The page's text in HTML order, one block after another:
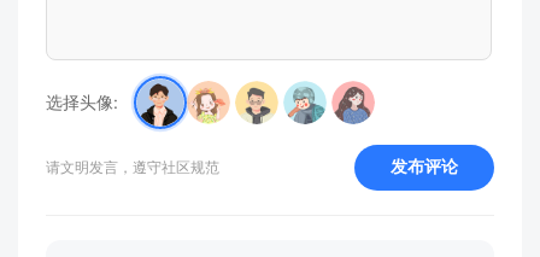
选择头像:
请文明发言，遵守社区规范 发布评论